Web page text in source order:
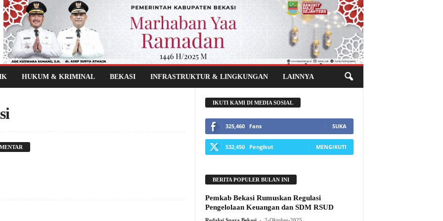
HUKUM & KRIMINAL BEKASI INFRASTRUKTUR & LINGKUNGAN LAINNYA
IKUTI KAMI DI MEDIA SOSIAL
325,460 Fans SUKA
532,450 Pengikut MENGIKUTI
BERITA POPULER BULAN INI
Pemkab Bekasi Rumuskan Regulasi
Pengelolaan Keuangan dan SDM RSUD